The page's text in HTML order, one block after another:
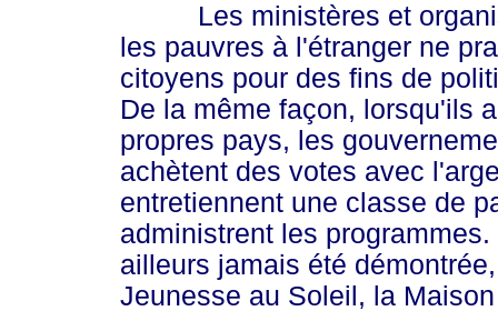
Les ministères et
les pauvres à l'étranger ne
citoyens pour des fins de
De la même façon, lorsqu'ils
propres pays, les
achètent des votes avec
entretiennent une classe de
administrent les
ailleurs jamais été
Jeunesse au Soleil, la